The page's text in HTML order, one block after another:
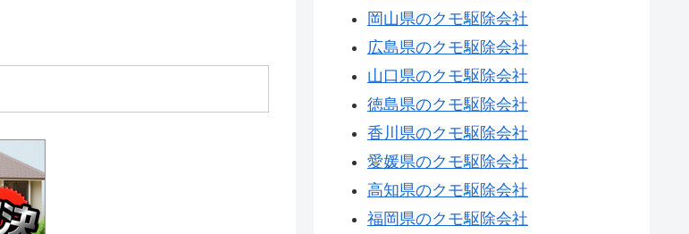
岡山県のクモ駆除会社
広島県のクモ駆除会社
山口県のクモ駆除会社
徳島県のクモ駆除会社
香川県のクモ駆除会社
愛媛県のクモ駆除会社
高知県のクモ駆除会社
福岡県のクモ駆除会社